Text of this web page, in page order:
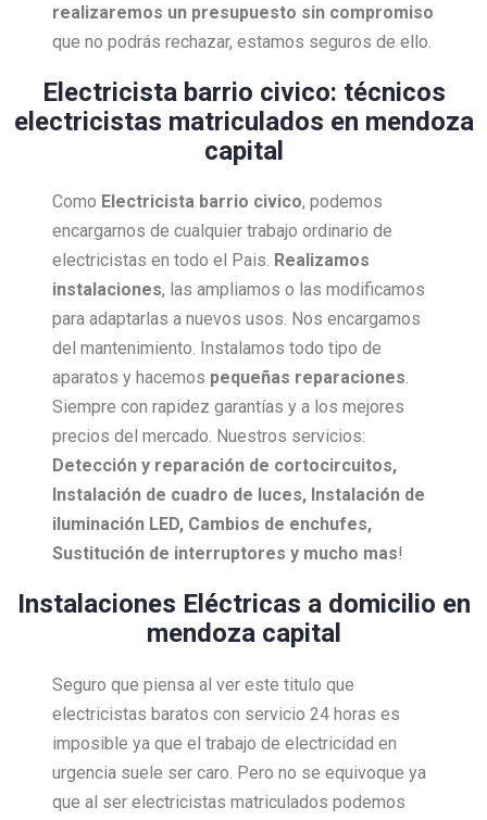
realizaremos un presupuesto sin compromiso
que no podrás rechazar, estamos seguros de ello.
Electricista barrio civico: técnicos
electricistas matriculados en mendoza
capital
Como Electricista barrio civico, podemos
encargarnos de cualquier trabajo ordinario de
electricistas en todo el Pais. Realizamos
instalaciones, las ampliamos o las modificamos
para adaptarlas a nuevos usos. Nos encargamos
del mantenimiento. Instalamos todo tipo de
aparatos y hacemos pequeñas reparaciones.
Siempre con rapidez garantías y a los mejores
precios del mercado. Nuestros servicios:
Detección y reparación de cortocircuitos,
Instalación de cuadro de luces, Instalación de
iluminación LED, Cambios de enchufes,
Sustitución de interruptores y mucho mas!
Instalaciones Eléctricas a domicilio en
mendoza capital
Seguro que piensa al ver este titulo que
electricistas baratos con servicio 24 horas es
imposible ya que el trabajo de electricidad en
urgencia suele ser caro. Pero no se equivoque ya
que al ser electricistas matriculados podemos